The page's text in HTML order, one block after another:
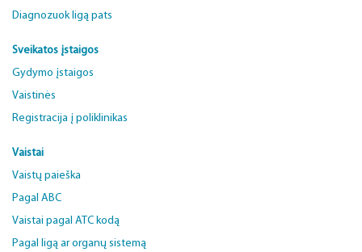
Diagnozuok ligą pats
Sveikatos įstaigos
Gydymo įstaigos
Vaistinės
Registracija į poliklinikas
Vaistai
Vaistų paieška
Pagal ABC
Vaistai pagal ATC kodą
Pagal ligą ar organų sistemą